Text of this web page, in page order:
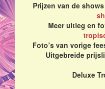
Prijzen van de
Meer uitleg en
Foto’s van vorige
Uitgebreide
Deluxe